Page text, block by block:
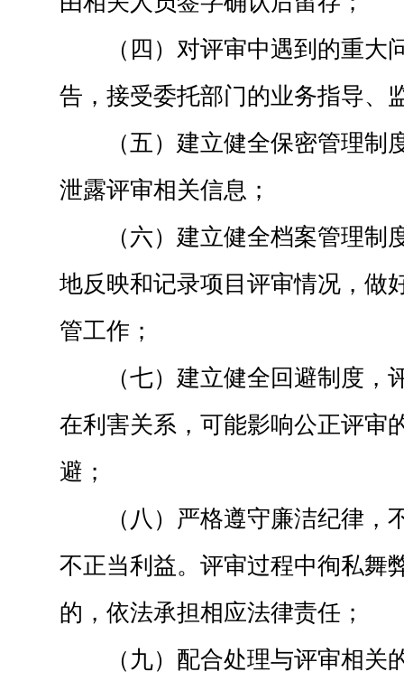
（四）对评审中遇到的重
告，接受委托部门的业务指导、
（五）建立健全保密管理
泄露评审相关信息；
（六）建立健全档案管理
地反映和记录项目评审情况，做
管工作；
（七）建立健全回避制度
在利害关系，可能影响公正评审
避；
（八）严格遵守廉洁纪律
不正当利益。评审过程中徇私舞
的，依法承担相应法律责任；
（九）配合处理与评审相